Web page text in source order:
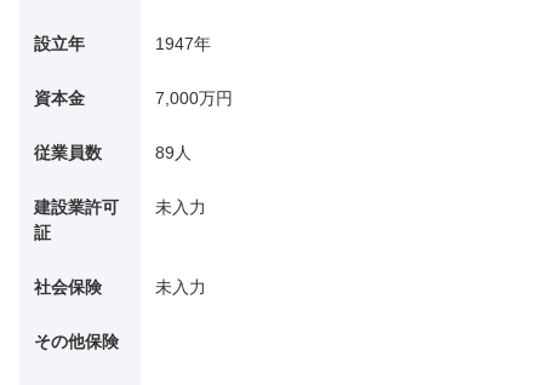
設立年 1947年
資本金 7,000万円
従業員数 89人
建設業許可
証
未入力
社会保険 未入力
その他保険